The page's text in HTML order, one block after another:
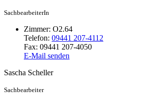
SachbearbeiterIn
Zimmer: O2.64
Telefon: 09441 207-4112
Fax: 09441 207-4050
E-Mail senden
Sascha Scheller
Sachbearbeiter